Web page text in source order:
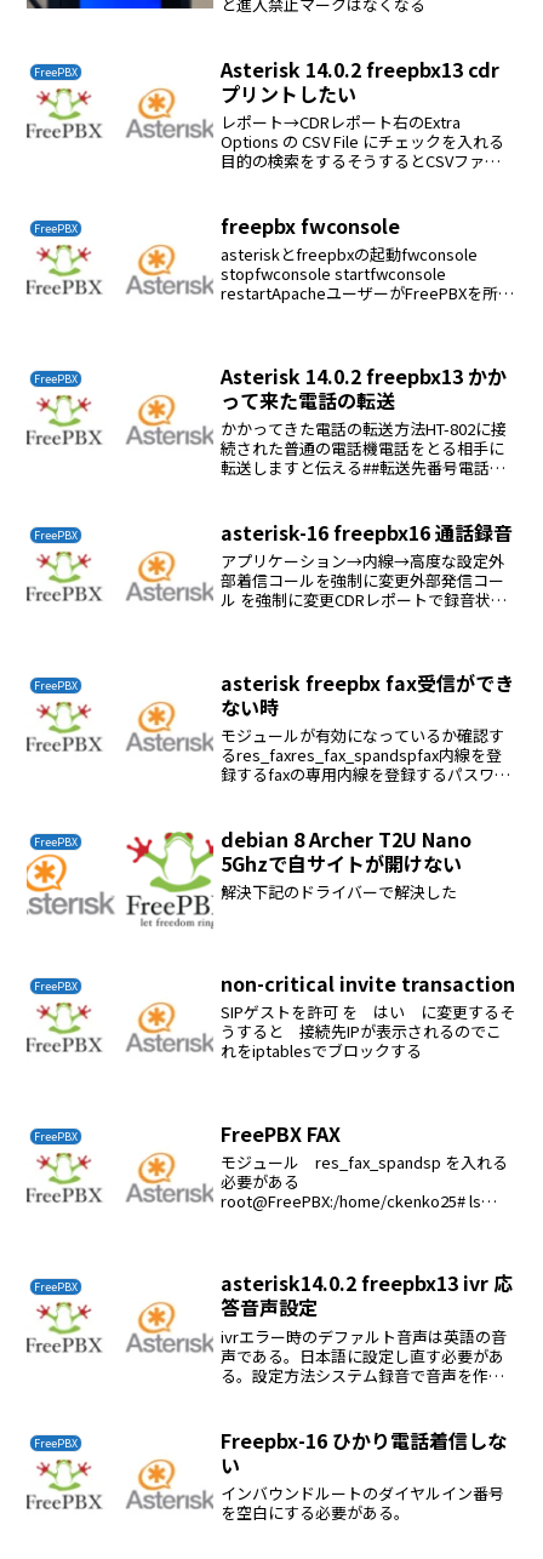
FreePBX
Asterisk 14.0.2 freepbx13 cdr
プリントしたい
レポート→CDRレポート右のExtra
Options の CSV File にチェックを入れる
目的の検索をするそうするとCSVファイ
が表示されるこれを...
FreePBX freepbx fwconsole
asteriskとfreepbxの起動fwconsole
stopfwconsole startfwconsole
restartApacheユーザーがFreePBXを所有
FreePBX
Asterisk 14.0.2 freepbx13 かか
って来た電話の転送
かかってきた電話の転送方法HT-802に接
続された普通の電話機電話をとる相手に
転送しますと伝える##転送先番号電話を
FreePBX asterisk-16 freepbx16 通話録音
アプリケーション→内線→高度な設定外
部着信コールを強制に変更外部発信コー
ル を強制に変更CDRレポートで録音状態
FreePBX
asterisk freepbx fax受信ができ
ない時
モジュールが有効になっているか確認す
るres_faxres_fax_spandspfax内線を登
録するfaxの専用内線を登録するパスワー
を選択FAXタブ→Fax検知...
FreePBX
debian 8 Archer T2U Nano
5Ghzで自サイトが開けない
解決下記のドライバーで解決した
FreePBX non-critical invite transaction
SIPゲストを許可 を はい に変更するそ
うすると 接続先IPが表示されるのでこ
れをiptablesでブロックする
FreePBX FreePBX FAX
モジュール res_fax_spandsp を入れる
必要がある
root@FreePBX:/home/ckenko25# ls
FreePBX
asterisk14.0.2 freepbx13 ivr 応
答音声設定
ivrエラー時のデファルト音声は英語の音
声である。日本語に設定し直す必要があ
る。設定方法システム録音で音声を作る
ダイレクトダイヤルの許可応答メッセー
ジが流れてい...
FreePBX
Freepbx-16 ひかり電話着信しな
い
インバウンドルートのダイヤルイン番号
を空白にする必要がある。